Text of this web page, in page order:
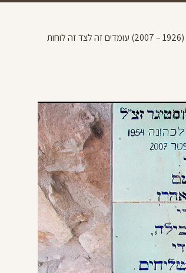
הפעם אין צורך לתרגם... בגן הזכרון לקרדינל אהרון לוסטיגר / ז'אן-מארי לוסטיז'ה, (1926 – 2007) עומדים זה לצד זה לוחות